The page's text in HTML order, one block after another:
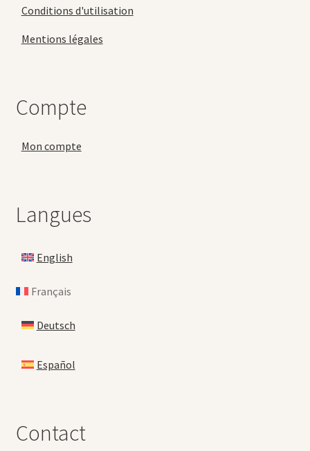
Conditions d'utilisation
Mentions légales
Compte
Mon compte
Langues
English
Français
Deutsch
Español
Contact